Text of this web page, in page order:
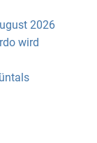
2026
wird